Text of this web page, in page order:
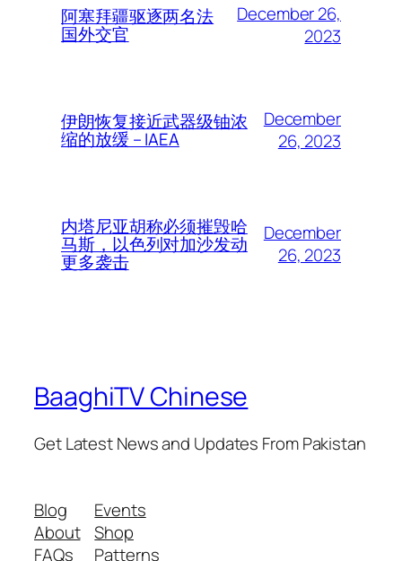
阿塞拜疆驱逐两名法
国外交官
December 26,
2023
伊朗恢复接近武器级铀浓
缩的放缓 – IAEA
December
26, 2023
内塔尼亚胡称必须摧毁哈
马斯，以色列对加沙发动
更多袭击
December
26, 2023
BaaghiTV Chinese
Get Latest News and Updates From Pakistan
Blog
About
FAQs
Events
Shop
Patterns